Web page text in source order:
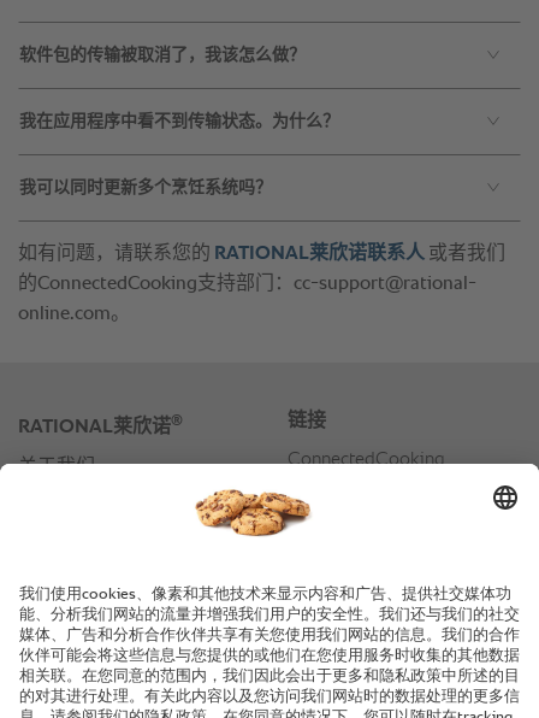
软件包的传输被取消了，我该怎么做？
我在应用程序中看不到传输状态。为什么？
我可以同时更新多个烹饪系统吗？